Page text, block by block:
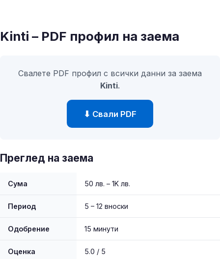
Kinti – PDF профил на заема
Свалете PDF профил с всички данни за заема
Kinti.
⬇ Свали PDF
Преглед на заема
Сума 50 лв. – 1K лв.
Период 5 – 12 вноски
Одобрение 15 минути
Оценка 5.0 / 5